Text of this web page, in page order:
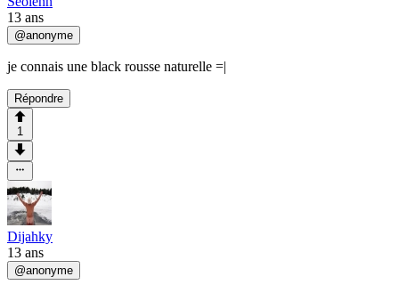
13 ans
@anonyme
je connais une black rousse naturelle =|
Répondre
1
Dijahky
13 ans
@anonyme